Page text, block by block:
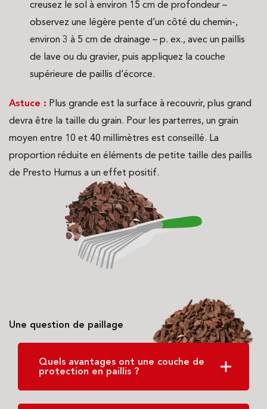
creusez le sol à environ 15 cm de profondeur –
observez une légère pente d’un côté du chemin-,
environ 3 à 5 cm de drainage – p. ex., avec un paillis
de lave ou du gravier, puis appliquez la couche
supérieure de paillis d’écorce.
Astuce : Plus grande est la surface à recouvrir, plus grand
devra être la taille du grain. Pour les parterres, un grain
moyen entre 10 et 40 millimètres est conseillé. La
proportion réduite en éléments de petite taille des paillis
de Presto Humus a un effet positif.
Une question de paillage
Quels avantages ont une couche de
protection en paillis ?